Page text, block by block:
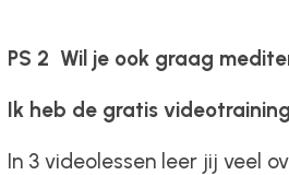
PS 2 Wil je ook graag
Ik heb de gratis
In 3 videolessen leer jij veel